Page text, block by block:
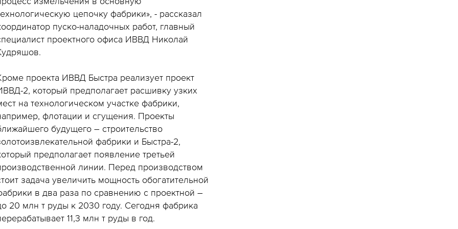
цепочку фабрики», - рассказал
пуско-наладочных работ, главный
проектного офиса ИВВД Николай
проекта ИВВД Быстра реализует проект
2, который предполагает расшивку узких
на технологическом участке фабрики,
флотации и сгущения. Проекты
будущего – строительство
фабрики и Быстра-2,
предполагает появление третьей
линии. Перед производством
задача увеличить мощность обогатительной
в два раза по сравнению с проектной –
20 млн т руды к 2030 году. Сегодня фабрика
11,3 млн т руды в год.